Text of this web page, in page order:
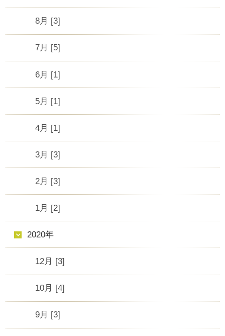
8月 [3]
7月 [5]
6月 [1]
5月 [1]
4月 [1]
3月 [3]
2月 [3]
1月 [2]
2020年
12月 [3]
10月 [4]
9月 [3]